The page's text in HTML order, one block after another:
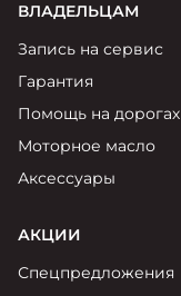
ВЛАДЕЛЬЦАМ
Запись на сервис
Гарантия
Помощь на дорогах
Моторное масло
Аксессуары
АКЦИИ
Спецпредложения